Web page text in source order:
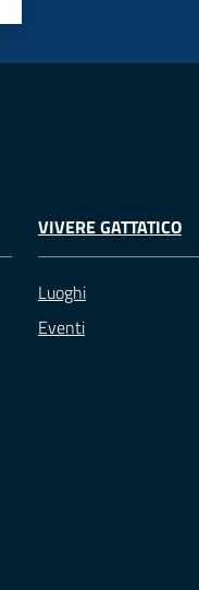
VIVERE GATTATICO
Luoghi
Eventi